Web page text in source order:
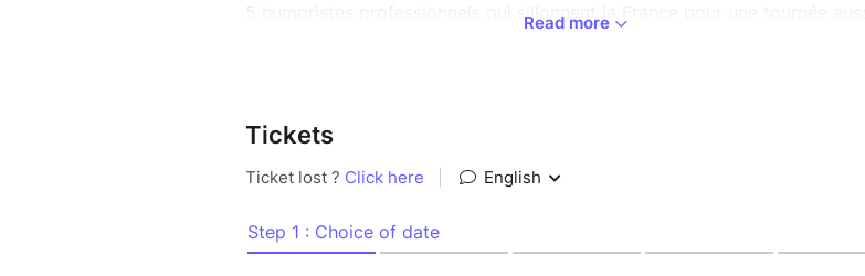
5 humoristes professionnels qui sillonnent la France pour une tournée aussi
@comedy_tour_france sur Instagram
› Au programme :
blagues, improvisation et partage d'anecdotes.
Read more
Tickets